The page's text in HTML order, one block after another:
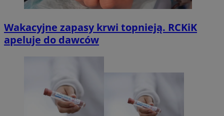
Wakacyjne zapasy krwi topnieją. RCKiK
apeluje do dawców